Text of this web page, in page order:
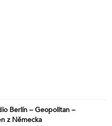
Berlín – Geopolitan –
z Německa